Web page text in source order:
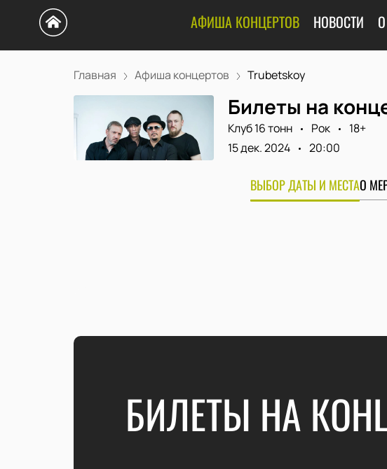
АФИША КОНЦЕРТОВ НОВОСТИ
Главная Афиша концертов Trubetskoy
Билеты на
Клуб 16 тонн Рок
18+
15 дек. 2024
20:00
ВЫБОР ДАТЫ И МЕСТАО
БИЛЕТЫ НА